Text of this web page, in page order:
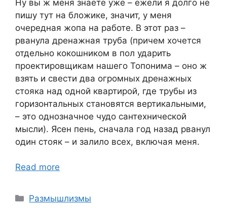
Ну вы ж меня знаете уже – ежели я долго не
пишу тут на бложике, значит, у меня
очередная жопа на работе. В этот раз –
рванула дренажная труба (причем хочется
отдельно кокошником в пол ударить
проектировщикам нашего Топонима – оно ж
взять и свести два огромных дренажных
стояка над одной квартирой, где трубы из
горизонтальных становятся вертикальными,
– это однозначное чудо сантехнической
мысли). Ясен пень, сначала год назад рванул
один стояк – и залило всех, включая меня.
Read more
Categories
Размышлизмы